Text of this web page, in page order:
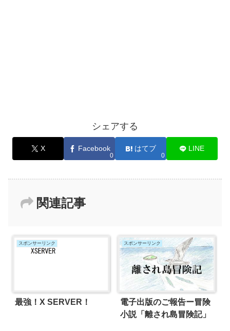
シェアする
X Facebook
0
はてブ
0
LINE
関連記事
スポンサーリンク
最強！X SERVER！
スポンサーリンク
電子出版のご報告ー冒険
小説「離され島冒険記」